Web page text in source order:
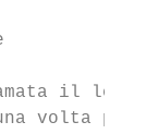
il led
volta